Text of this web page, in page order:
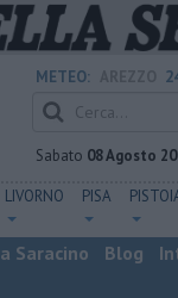
METEO:
Sabato 08 Agosto
LIVORNO PISA
Saracino Blog